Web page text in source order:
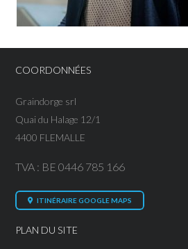
COORDONNÉES
Graindorge srl
Quai du Halage 12/1
4400 FLEMALLE
TVA : BE 0446 785 166
ITINÉRAIRE GOOGLE MAPS
PLAN DU SITE